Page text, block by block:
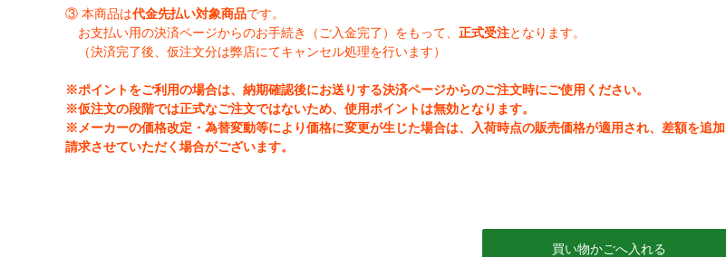
③ 本商品は代金先払い対象商品です。
お支払い用の決済ページからのお手続き（ご入金完了）をもって、 正式受注となります。
（決済完了後、仮注文分は弊店にてキャンセル処理を行います）
※ポイントをご利用の場合は、納期確認後にお送りする決済ページからのご注文時にご使用ください。
※仮注文の段階では正式なご注文ではないため、使用ポイントは無効となります。
※メーカーの価格改定・為替変動等により価格に変更が生じた場合は、入荷時点の販売価格が適用され、差額を追加
請求させていただく場合がございます。
買い物かごへ入れる